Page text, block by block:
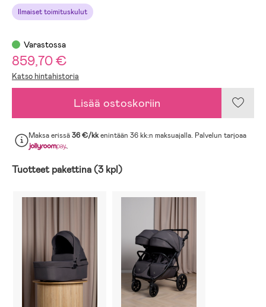
Ilmaiset toimituskulut
Varastossa
859,70 €
Katso hintahistoria
Lisää ostoskoriin
Maksa erissä36 €/kkenintään 36 kk:n maksuajalla. Palvelun tarjoaa
.
Tuotteet pakettina (3 kpl)